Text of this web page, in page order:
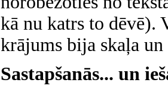
kā nu katrs to dēvē).
krājums bija skaļa
Sastapšanās... un